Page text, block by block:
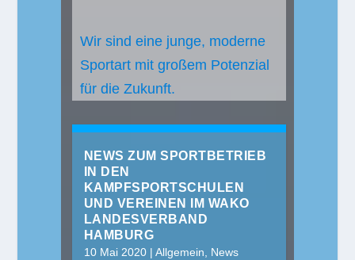
Wir sind eine junge, moderne
Sportart mit großem Potenzial
für die Zukunft.
NEWS ZUM SPORTBETRIEB
IN DEN
KAMPFSPORTSCHULEN
UND VEREINEN IM WAKO
LANDESVERBAND
HAMBURG
10 Mai 2020| Allgemein
News